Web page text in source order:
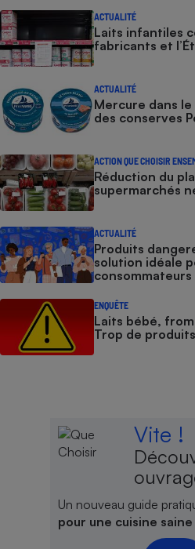
ACTUALITÉ
Laits infantiles
fabricants et
ACTUALITÉ
Mercure dans
des conserves
ACTION QUE CHOISIR
Réduction du
supermarchés
ACTUALITÉ
Produits
solution idéale
consommateurs
ENQUÊTE
Laits bébé,
Trop de
Vite !
Un nouveau guide
pour une cuisine